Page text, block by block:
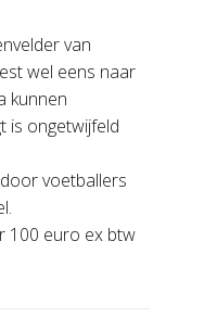
van
wel eens naar
kunnen
is ongetwijfeld
voetballers
100 euro ex btw